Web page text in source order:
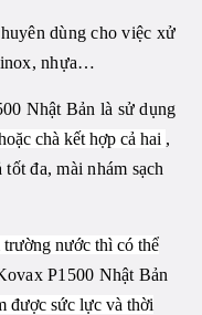
dùng cho việc xử
inox, nhựa…
Nhật Bản là sử dụng
chà kết hợp cả hai ,
đa, mài nhám sạch
trường nước thì có thể
P1500 Nhật Bản
được sức lực và thời